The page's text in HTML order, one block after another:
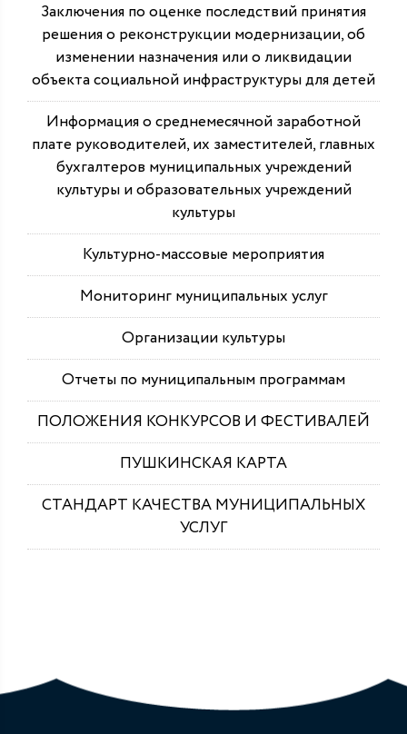
Заключения по оценке последствий принятия
решения о реконструкции модернизации, об
изменении назначения или о ликвидации
объекта социальной инфраструктуры для детей
Информация о среднемесячной заработной
плате руководителей, их заместителей, главных
бухгалтеров муниципальных учреждений
культуры и образовательных учреждений
культуры
Культурно-массовые мероприятия
Мониторинг муниципальных услуг
Организации культуры
Отчеты по муниципальным программам
ПОЛОЖЕНИЯ КОНКУРСОВ И ФЕСТИВАЛЕЙ
ПУШКИНСКАЯ КАРТА
СТАНДАРТ КАЧЕСТВА МУНИЦИПАЛЬНЫХ
УСЛУГ